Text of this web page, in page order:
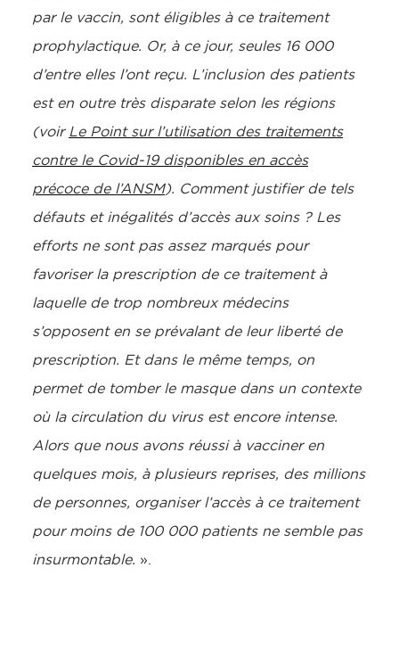
par le vaccin, sont éligibles à ce traitement
prophylactique. Or, à ce jour, seules 16 000
d’entre elles l’ont reçu. L’inclusion des patients
est en outre très disparate selon les régions
(voir Le Point sur l’utilisation des traitements
contre le Covid-19 disponibles en accès
précoce de l’ANSM). Comment justifier de tels
défauts et inégalités d’accès aux soins ? Les
efforts ne sont pas assez marqués pour
favoriser la prescription de ce traitement à
laquelle de trop nombreux médecins
s’opposent en se prévalant de leur liberté de
prescription. Et dans le même temps, on
permet de tomber le masque dans un contexte
où la circulation du virus est encore intense.
Alors que nous avons réussi à vacciner en
quelques mois, à plusieurs reprises, des millions
de personnes, organiser l’accès à ce traitement
pour moins de 100 000 patients ne semble pas
insurmontable. ».